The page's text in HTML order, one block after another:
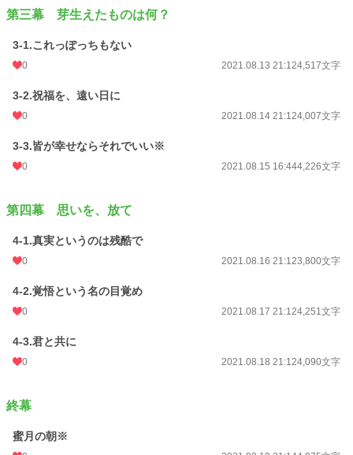
第三幕 芽生えたものは何？
3-1.これっぽっちもない
0 2021.08.13 21:124,517文字
3-2.祝福を、遠い日に
0 2021.08.14 21:124,007文字
3-3.皆が幸せならそれでいい※
0 2021.08.15 16:444,226文字
第四幕 思いを、放て
4-1.真実というのは残酷で
0 2021.08.16 21:123,800文字
4-2.覚悟という名の目覚め
0 2021.08.17 21:124,251文字
4-3.君と共に
0 2021.08.18 21:124,090文字
終幕
蜜月の朝※